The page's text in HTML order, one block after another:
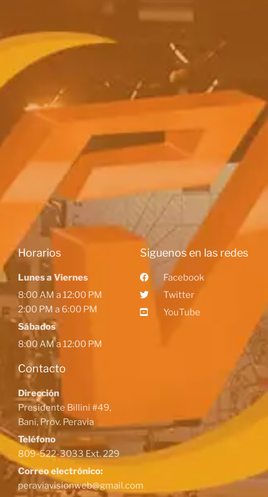
Horarios
Lunes a Viernes
8:00 AM a 12:00 PM
2:00 PM a 6:00 PM
Sábados
8:00 AM a 12:00 PM
Contacto
Dirección
Presidente Billini #49,
Baní, Prov. Peravia
Teléfono
809-522-3033 Ext. 229
Correo electrónico:
peraviavisionweb@gmail.com
Siguenos en las redes
Facebook
Twitter
YouTube